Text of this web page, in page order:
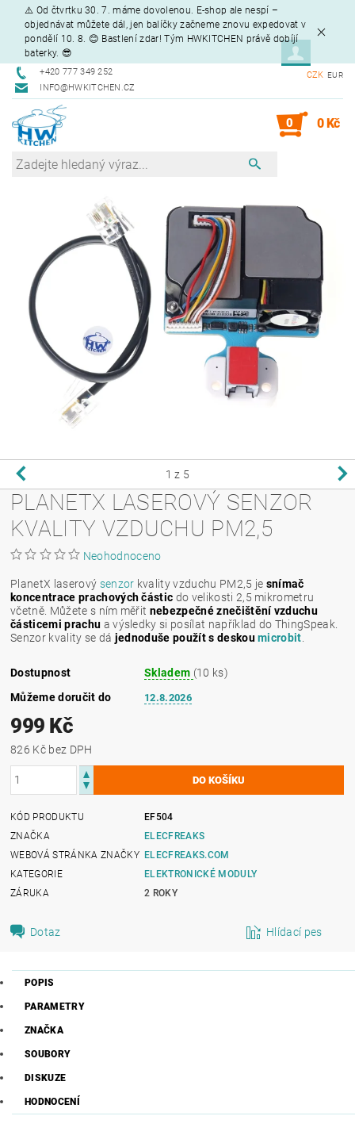
⚠️ Od čtvrtku 30. 7. máme dovolenou. E-shop ale nespí –
objednávat můžete dál, jen balíčky začneme znovu expedovat v
pondělí 10. 8. 😊 Bastlení zdar! Tým HWKITCHEN právě dobíjí
baterky. 😎
+420 777 349 252
INFO@HWKITCHEN.CZ
CZK EUR
0 0 Kč
1 z 5
PLANETX LASEROVÝ SENZOR
KVALITY VZDUCHU PM2,5
Neohodnoceno
PlanetX laserový senzor kvality vzduchu PM2,5 je snímač
koncentrace prachových částic do velikosti 2,5 mikrometru
včetně. Můžete s ním měřit nebezpečné znečištění vzduchu
částicemi prachu a výsledky si posílat například do ThingSpeak.
Senzor kvality se dá jednoduše použít s deskoumicrobit
Dostupnost Skladem (10 ks)
Můžeme doručit do
12.8.2026
999 Kč
826 Kč bez DPH
KÓD PRODUKTU
EF504
ZNAČKA
ELECFREAKS
WEBOVÁ STRÁNKA ZNAČKY ELECFREAKS.COM
KATEGORIE
ELEKTRONICKÉ MODULY
ZÁRUKA
2 ROKY
Dotaz Hlídací pes
POPIS
PARAMETRY
ZNAČKA
SOUBORY
DISKUZE
HODNOCENÍ